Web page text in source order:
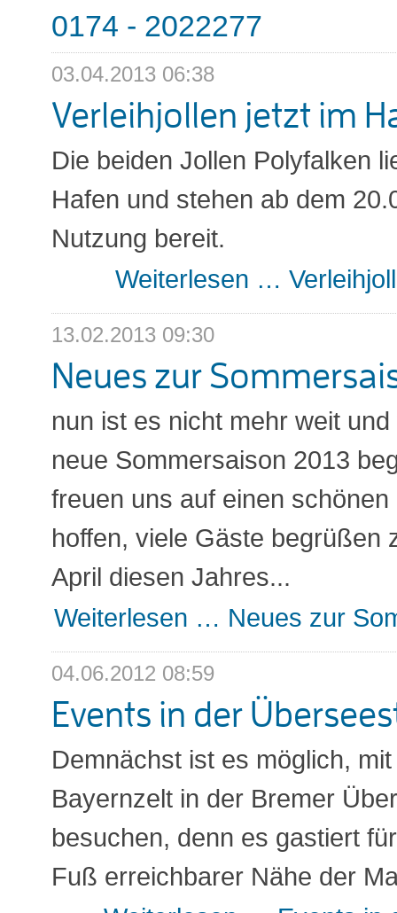
0174 - 2022277
03.04.2013 06:38
Verleihjollen jetzt im
Die beiden Jollen Polyfalken
Hafen und stehen ab dem
Nutzung bereit.
Weiterlesen …
13.02.2013 09:30
Neues zur
nun ist es nicht mehr weit
neue Sommersaison 2013
freuen uns auf einen
hoffen, viele Gäste begrüßen
April diesen Jahres...
Weiterlesen … Neues zur
04.06.2012 08:59
Events in der
Demnächst ist es möglich,
Bayernzelt in der Bremer
besuchen, denn es gastiert
Fuß erreichbarer Nähe der